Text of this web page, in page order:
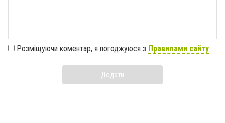
Розміщуючи коментар, я погоджуюся з Правилами сайту
Додати